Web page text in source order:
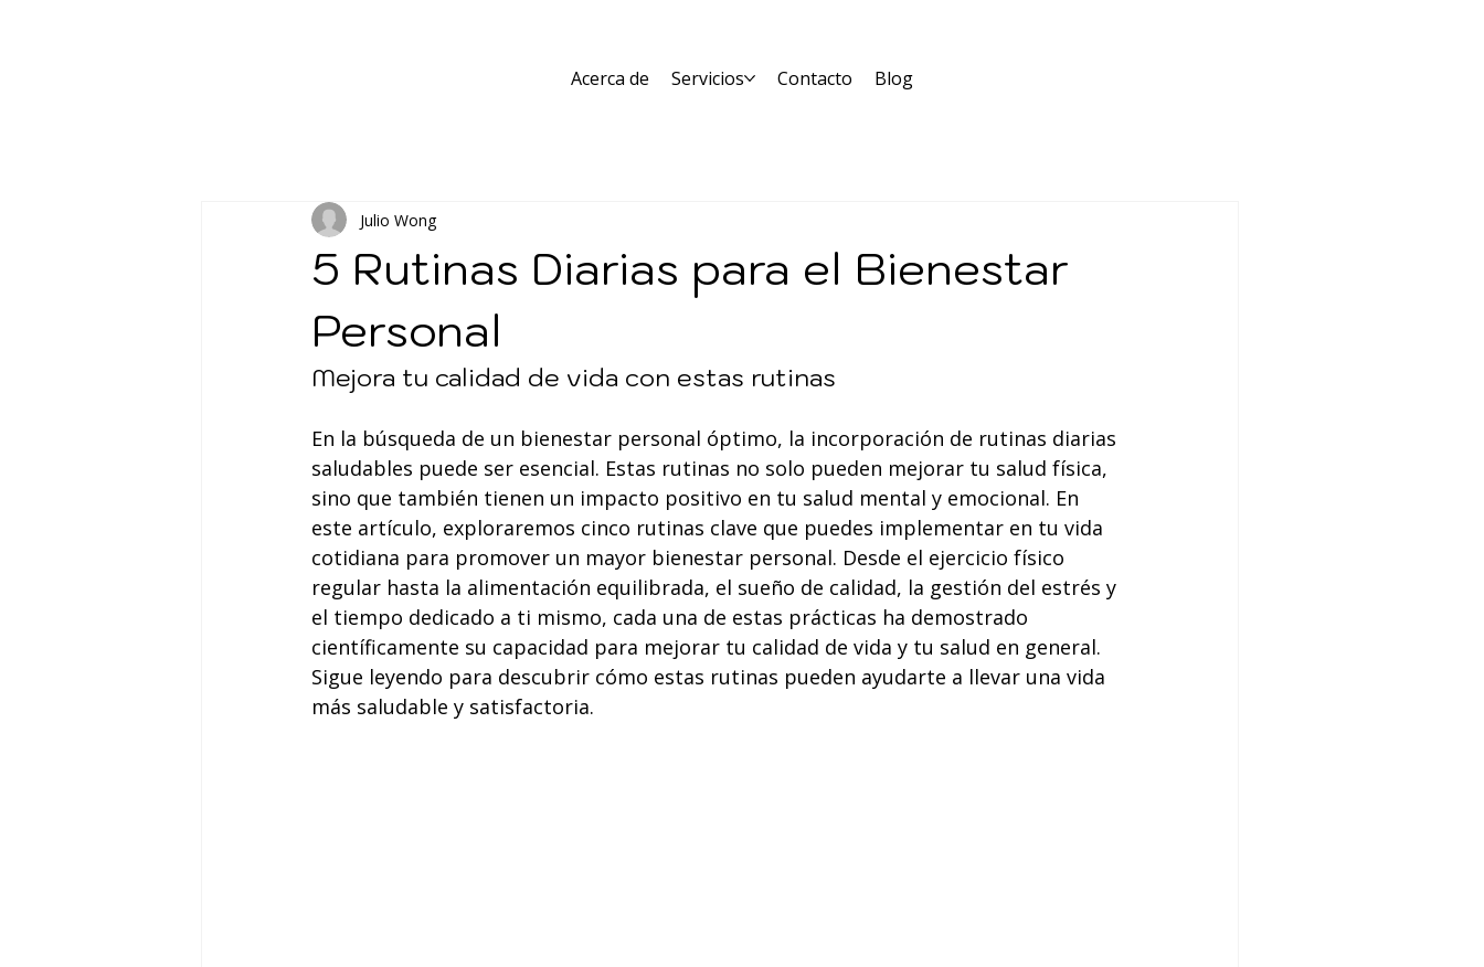
Acerca de Servicios Contacto Blog
5 Rutinas Diarias para el Bienestar
Personal
Julio Wong
Mejora tu calidad de vida con estas rutinas
En la búsqueda de un bienestar personal óptimo, la incorporación de rutinas diarias
saludables puede ser esencial. Estas rutinas no solo pueden mejorar tu salud física,
sino que también tienen un impacto positivo en tu salud mental y emocional. En
este artículo, exploraremos cinco rutinas clave que puedes implementar en tu vida
cotidiana para promover un mayor bienestar personal. Desde el ejercicio físico
regular hasta la alimentación equilibrada, el sueño de calidad, la gestión del estrés y
el tiempo dedicado a ti mismo, cada una de estas prácticas ha demostrado
científicamente su capacidad para mejorar tu calidad de vida y tu salud en general.
Sigue leyendo para descubrir cómo estas rutinas pueden ayudarte a llevar una vida
más saludable y satisfactoria.